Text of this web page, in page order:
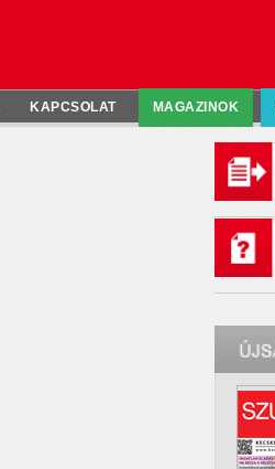
KAPCSOLAT MAGAZINOK